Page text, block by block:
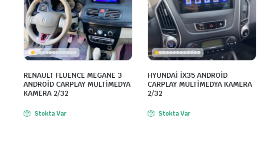
RENAULT FLUENCE MEGANE 3
ANDROİD CARPLAY MULTİMEDYA
KAMERA 2/32
Stokta Var
HYUNDAİ İX35 ANDROİD
CARPLAY MULTİMEDYA KAMERA
2/32
Stokta Var